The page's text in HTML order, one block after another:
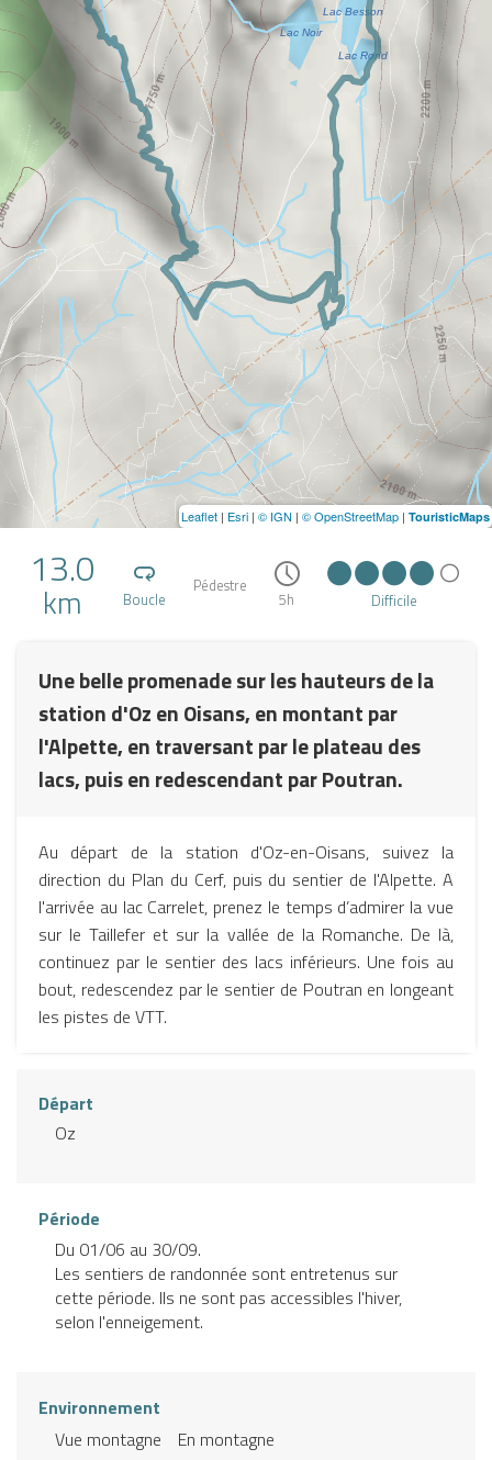
13.0
km Boucle
Pédestre
5h Difficile
Une belle promenade sur les hauteurs de la
station d'Oz en Oisans, en montant par
l'Alpette, en traversant par le plateau des
lacs, puis en redescendant par Poutran.
Au départ de la station d'Oz-en-Oisans, suivez la
direction du Plan du Cerf, puis du sentier de l'Alpette. A
l'arrivée au lac Carrelet, prenez le temps d’admirer la vue
sur le Taillefer et sur la vallée de la Romanche. De là,
continuez par le sentier des lacs inférieurs. Une fois au
bout, redescendez par le sentier de Poutran en longeant
les pistes de VTT.
Départ
Oz
Période
Du 01/06 au 30/09.
Les sentiers de randonnée sont entretenus sur
cette période. Ils ne sont pas accessibles l'hiver,
selon l'enneigement.
Environnement
Vue montagne
En montagne
Leaflet | Esri | © IGN | © OpenStreetMap | TouristicMaps